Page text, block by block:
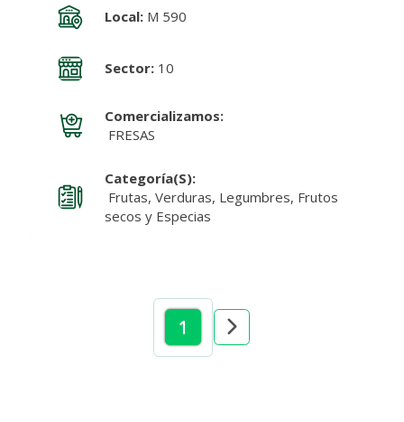
Local:M 590
Sector:10
Comercializamos:
FRESAS
Categoría(s):
Frutas, Verduras, Legumbres, Frutos
secos y Especias
1